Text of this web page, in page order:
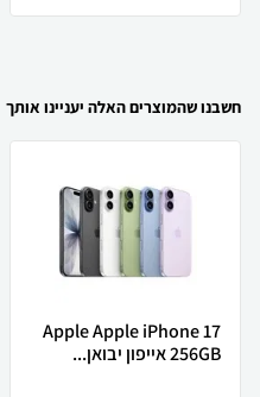
חשבנו שהמוצרים האלה יעניינו אותך
Apple Apple iPhone 17
256GB אייפון יבואן...